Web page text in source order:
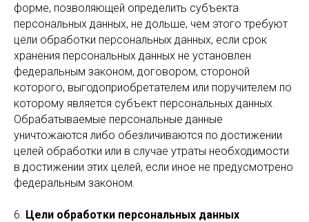
форме, позволяющей определить субъекта
персональных данных, не дольше, чем этого требуют
цели обработки персональных данных, если срок
хранения персональных данных не установлен
федеральным законом, договором, стороной
которого, выгодоприобретателем или поручителем по
которому является субъект персональных данных.
Обрабатываемые персональные данные
уничтожаются либо обезличиваются по достижении
целей обработки или в случае утраты необходимости
в достижении этих целей, если иное не предусмотрено
федеральным законом.
6. Цели обработки персональных данных